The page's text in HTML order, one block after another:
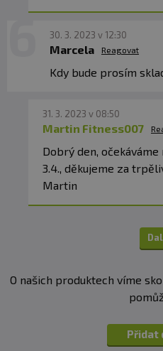
30. 3. 2023 v 12:30
Marcela Reagovat
Kdy bude prosím
31. 3. 2023 v 08:50
Martin Fitness007
Dobrý den,
3.4., děkujeme za
Martin
O našich produktech víme
Přidat